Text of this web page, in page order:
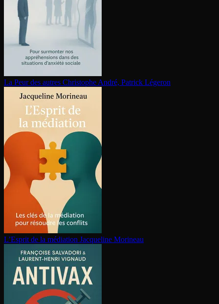
La Peur des autres Christophe André, Patrick Légeron
L’Esprit de la médiation Jacqueline Morineau